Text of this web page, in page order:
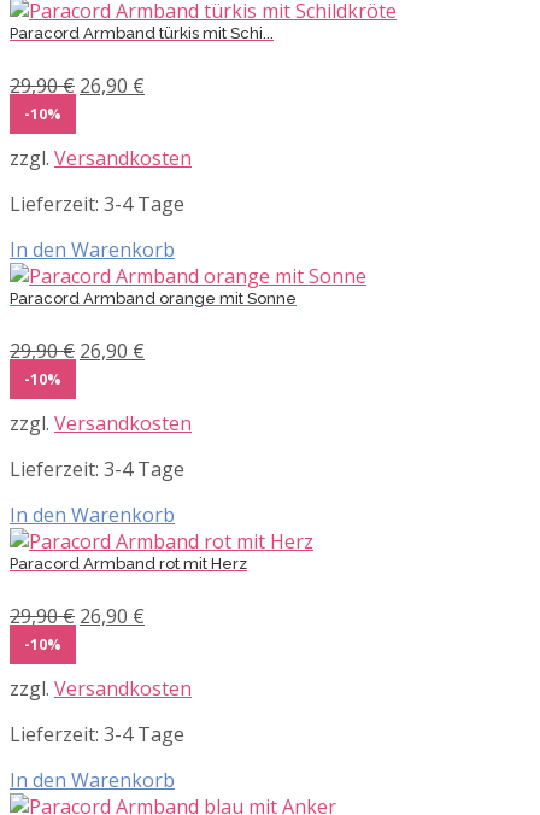
Paracord Armband türkis mit Schi...
29,90€ Ursprünglicher
29,90 €
26,90 €
26,90 €.
-10%
zzgl. Versandkosten
Lieferzeit: 3-4 Tage
In den Warenkorb
Paracord Armband orange mit Sonne
29,90€ Ursprünglicher
29,90 €
26,90 €
26,90 €.
-10%
zzgl. Versandkosten
Lieferzeit: 3-4 Tage
In den Warenkorb
Paracord Armband rot mit Herz
29,90€ Ursprünglicher
29,90 €
26,90 €
26,90 €.
-10%
zzgl. Versandkosten
Lieferzeit: 3-4 Tage
In den Warenkorb